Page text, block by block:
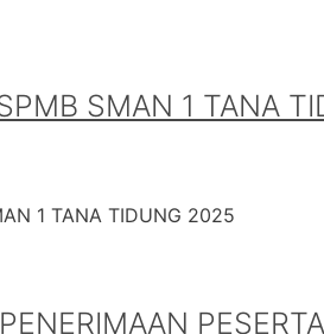
SMAN 1 TANA
1 TANA TIDUNG 2025